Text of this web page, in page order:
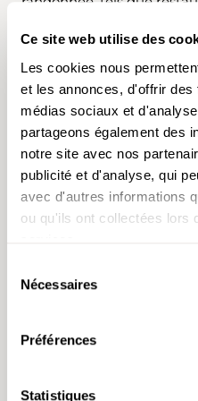
Ce site web utilise des
Les cookies nous
et les annonces, d'offrir
médias sociaux et
partageons également des
notre site avec nos
publicité et d'analyse, qui
avec d'autres informations
ou qu'ils ont collectées lors
Nécessaires
Préférences
Statistiques
de chemins avec du
marches, déblaiement de
nouvelles installations de
Les exigences
Le coût
La mise en œuvre
CONTACT